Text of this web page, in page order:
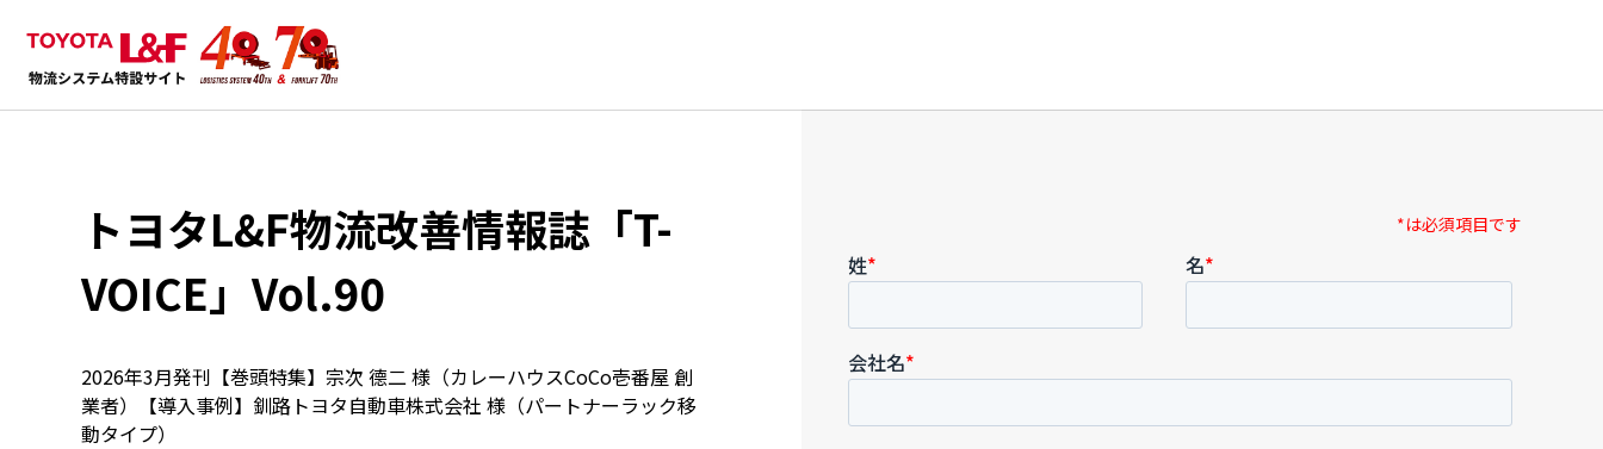
トヨタL&F物流改善情報誌「T-
VOICE」Vol.90
2026年3月発刊【巻頭特集】宗次 德二 様（カレーハウスCoCo壱番屋 創
業者）【導入事例】釧路トヨタ自動車株式会社 様（パートナーラック移
動タイプ）